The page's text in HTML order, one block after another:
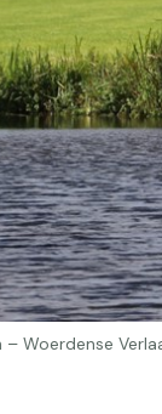
Woerdense